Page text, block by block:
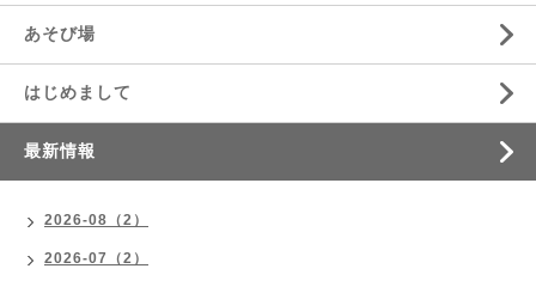
あそび場
はじめまして
最新情報
2026-08（2）
2026-07（2）